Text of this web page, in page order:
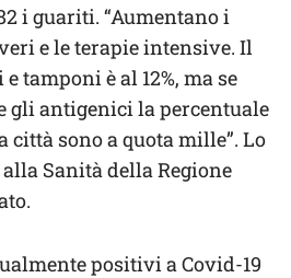
i guariti. “Aumentano i
e le terapie intensive. Il
tamponi è al 12%, ma se
gli antigenici la percentuale
città sono a quota mille”. Lo
Sanità della Regione
positivi a Covid-19